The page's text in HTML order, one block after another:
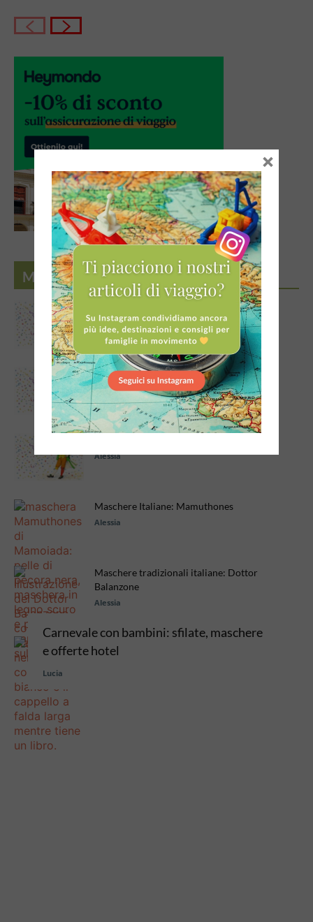
MASCHERE TRADIZIONALI ITALIANE
Maschere tradizionali italiane: Colombina
Alessia
Maschere tradizionali italiane: Gianduja
Alessia
Alessia
Maschere Italiane: Mamuthones
Alessia
Maschere tradizionali italiane: Dottor
Balanzone
Alessia
Carnevale con bambini: sfilate, maschere
e offerte hotel
Lucia
×